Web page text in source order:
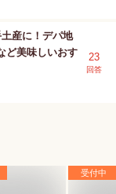
土産に！デパ地
ど美味しいおす
23
回答
受付中